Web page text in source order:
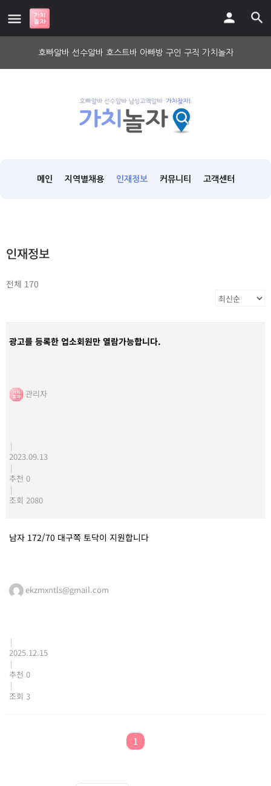
호빠알바 선수알바 호스트바 아빠방 구인 구직 가치놀자
메인 지역별채용 인재정보 커뮤니티 고객센터
인재정보
전체 170
광고를 등록한 업소회원만 열람가능합니다.
관리자
|
2023.09.13
|
추천 0
|
조회 2080
남자 172/70 대구쪽 토닥이 지원합니다
ekzmxntls@gmail.com
|
2025.12.15
|
추천 0
|
조회 3
1